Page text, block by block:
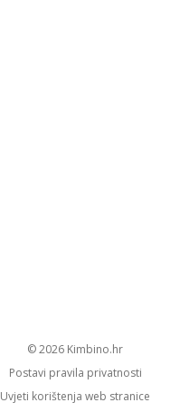
© 2026
kimbino.hr
Postavi pravila privatnosti
Uvjeti korištenja web stranice